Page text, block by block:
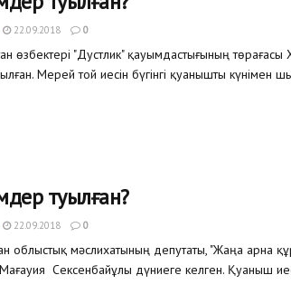
22.09.2018 0
өзбектері "Дустлик" қауымдастығының
Мерей той иесін бүгінгі қуанышты күнімен
туылған?
22.09.2018 0
облыстық мәслихатының депутаты, "Жаңа арна
Сексенбайұлы дүниеге келген. Қуаныш